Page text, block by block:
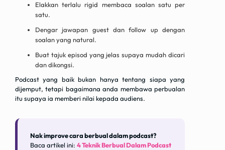
Elakkan terlalu rigid membaca soalan satu per
satu.
Dengar jawapan guest dan follow up dengan
soalan yang natural.
Buat tajuk episod yang jelas supaya mudah dicari
dan dikongsi.
Podcast yang baik bukan hanya tentang siapa yang
dijemput, tetapi bagaimana anda membawa perbualan
itu supaya ia memberi nilai kepada audiens.
Nak improve cara berbual dalam podcast?
Baca artikel ini: 4 Teknik Berbual Dalam Podcast